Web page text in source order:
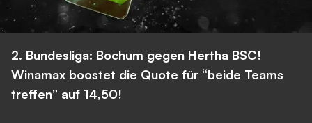
2. Bundesliga: Bochum gegen Hertha BSC!
Winamax boostet die Quote für “beide Teams
treffen” auf 14,50!